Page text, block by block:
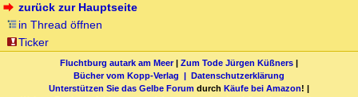
zurück zur Hauptseite
in Thread öffnen
Ticker
Fluchtburg autark am Meer| Zum Tode Jürgen Küßners |
Bücher vom Kopp-Verlag | Datenschutzerklärung
Unterstützen Sie das Gelbe Forum durch Käufe bei Amazon! |